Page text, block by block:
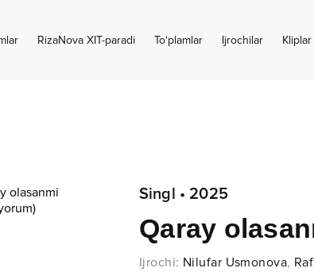
RizaNova XIT-paradi To‘plamlar Ijrochilar Kliplar
Singl • 2025
Qaray
Ijrochi: Nilufar Usmonova,